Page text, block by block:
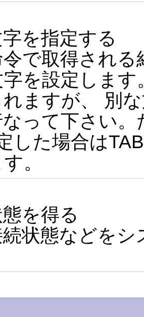
を指定する
で取得され
を設定しま
ますが、 別
って下さい
した場合は
。
を得る
状態などを